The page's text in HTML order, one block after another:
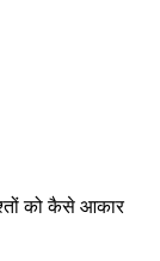
को कैसे आकार